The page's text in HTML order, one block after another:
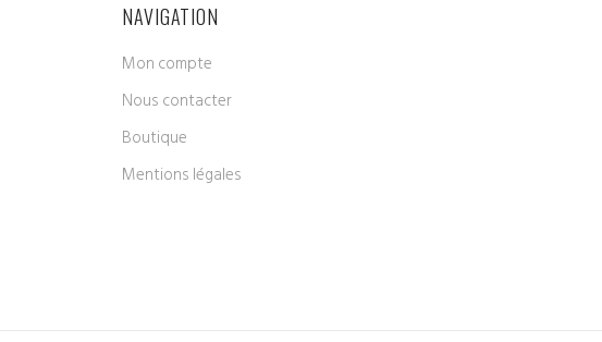
NAVIGATION
Mon compte
Nous contacter
Boutique
Mentions légales